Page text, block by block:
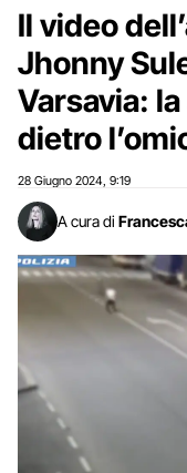
Il video
Jhonny
Varsavia:
dietro
28 Giugno 2024 9:19
A cura di